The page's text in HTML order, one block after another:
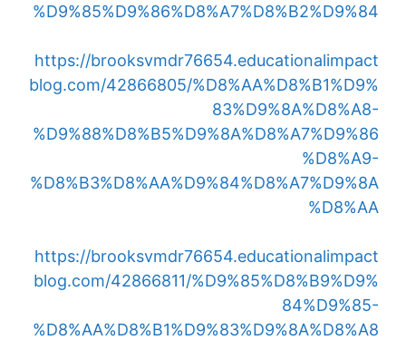
%D9%85%D9%86%D8%A7%D8%B2%D9%84
https://brooksvmdr76654.educationalimpact
blog.com/42866805/%D8%AA%D8%B1%D9%
83%D9%8A%D8%A8-
%D9%88%D8%B5%D9%8A%D8%A7%D9%86
%D8%A9-
%D8%B3%D8%AA%D9%84%D8%A7%D9%8A
%D8%AA
https://brooksvmdr76654.educationalimpact
blog.com/42866811/%D9%85%D8%B9%D9%
84%D9%85-
%D8%AA%D8%B1%D9%83%D9%8A%D8%A8